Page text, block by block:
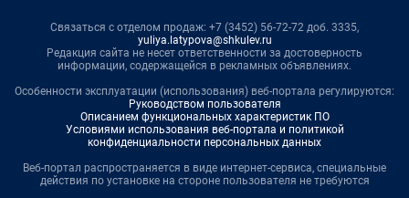
Связаться с отделом продаж: +7 (3452) 56-72-72 доб. 3335,
yuliya.latypova@shkulev.ru
Редакция сайта не несет ответственности за достоверность
информации, содержащейся в рекламных объявлениях.
Особенности эксплуатации (использования) веб-портала регулируются:
Руководством пользователя
Описанием функциональных характеристик ПО
Условиями использования веб-портала и политикой
конфиденциальности персональных данных
Веб-портал распространяется в виде интернет-сервиса, специальные
действия по установке на стороне пользователя не требуются